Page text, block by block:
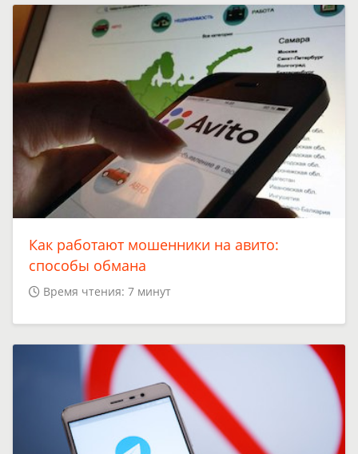
Как работают мошенники на авито:
способы обмана
Время чтения: 7 минут